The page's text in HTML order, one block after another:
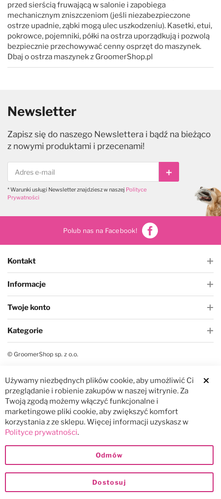
przed sierścią fruwającą w salonie i zapobiega
mechanicznym zniszczeniom (jeśli niezabezpieczone
ostrze upadnie, ząbki mogą ulec uszkodzeniu). Kasetki, etui,
pokrowce, pojemniki, półki na ostrza uporządkują i pozwolą
bezpiecznie przechowywać cenny osprzęt do maszynek.
Dbaj o ostrza maszynek z GroomerShop.pl
Newsletter
Zapisz się do naszego Newslettera i bądź na bieżąco
z nowymi produktami i przecenami!
Subskrybuj
* Warunki usługi Newsletter znajdziesz w naszej Polityce
Prywatności
Polub nas na Facebook!
Kontakt
Informacje
Twoje konto
Kategorie
© GroomerShop sp. z o.o.
Używamy niezbędnych plików cookie, aby umożliwić Ci
przeglądanie i robienie zakupów w naszej witrynie. Za
Twoją zgodą możemy włączyć funkcjonalne i
marketingowe pliki cookie, aby zwiększyć komfort
korzystania z ze sklepu. Więcej informacji uzyskasz w
Polityce prywatności.
Dostosuj
Odmów